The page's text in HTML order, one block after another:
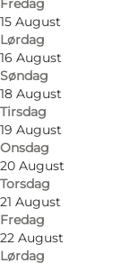
Fredag
15 August
Lørdag
16 August
Søndag
18 August
Tirsdag
19 August
Onsdag
20 August
Torsdag
21 August
Fredag
22 August
Lørdag
nostalgi,
en fejring
den
i det 20.
beundres
For børn
Hver dag